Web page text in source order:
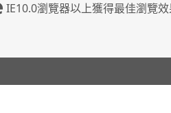
IE10.0瀏覽器以上獲得最佳瀏覽效